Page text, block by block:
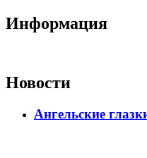
Информация
Новости
Ангельские